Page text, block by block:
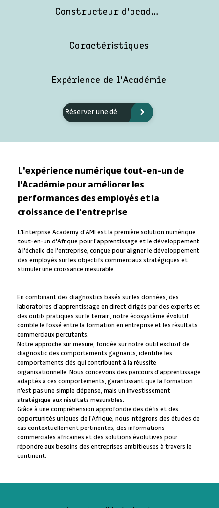
Expérience de l'Académie
Caractéristiques
Constructeur d'académie
Réserver une démo
L'expérience numérique tout-en-un de
l'Académie pour améliorer les
performances des employés et la
croissance de l'entreprise
L'Enterprise Academy d'AMI est la première solution numérique
tout-en-un d'Afrique pour l'apprentissage et le développement
à l'échelle de l'entreprise, conçue pour aligner le développement
des employés sur les objectifs commerciaux stratégiques et
stimuler une croissance mesurable.
En combinant des diagnostics basés sur les données, des
laboratoires d'apprentissage en direct dirigés par des experts et
des outils pratiques sur le terrain, notre écosystème évolutif
comble le fossé entre la formation en entreprise et les résultats
commerciaux percutants.
Notre approche sur mesure, fondée sur notre outil exclusif de
diagnostic des comportements gagnants, identifie les
comportements clés qui contribuent à la réussite
organisationnelle. Nous concevons des parcours d'apprentissage
adaptés à ces comportements, garantissant que la formation
n'est pas une simple dépense, mais un investissement
stratégique aux résultats mesurables.
Grâce à une compréhension approfondie des défis et des
opportunités uniques de l'Afrique, nous intégrons des études de
cas contextuellement pertinentes, des informations
commerciales africaines et des solutions évolutives pour
répondre aux besoins des entreprises ambitieuses à travers le
continent.